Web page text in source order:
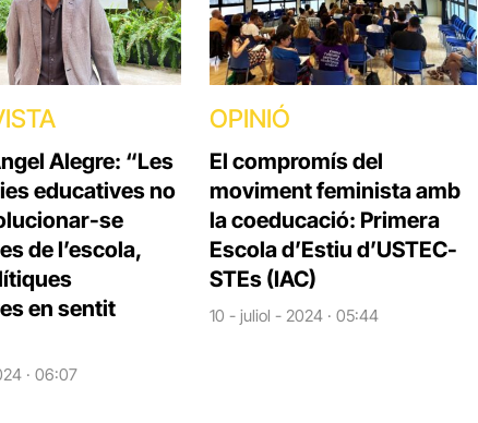
Alegre: “Les
educatives no
se
de l’escola,
en sentit
· 06:07
OPINIÓ
El compromís del
moviment feminista amb
la coeducació: Primera
Escola d’Estiu d’USTEC-
STEs (IAC)
10 - juliol - 2024 · 05:44